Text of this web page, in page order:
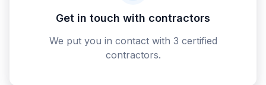
Get in touch with contractors
We put you in contact with 3 certified
contractors.